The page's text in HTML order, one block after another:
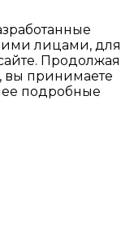
лицами, для
Продолжая
вы принимаете
подробные